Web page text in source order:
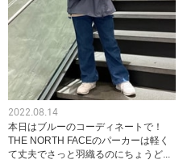
2022.08.14
本日はブルーのコーディネートで！
THE NORTH FACEのパーカーは軽く
て丈夫でさっと羽織るのにちょうど...